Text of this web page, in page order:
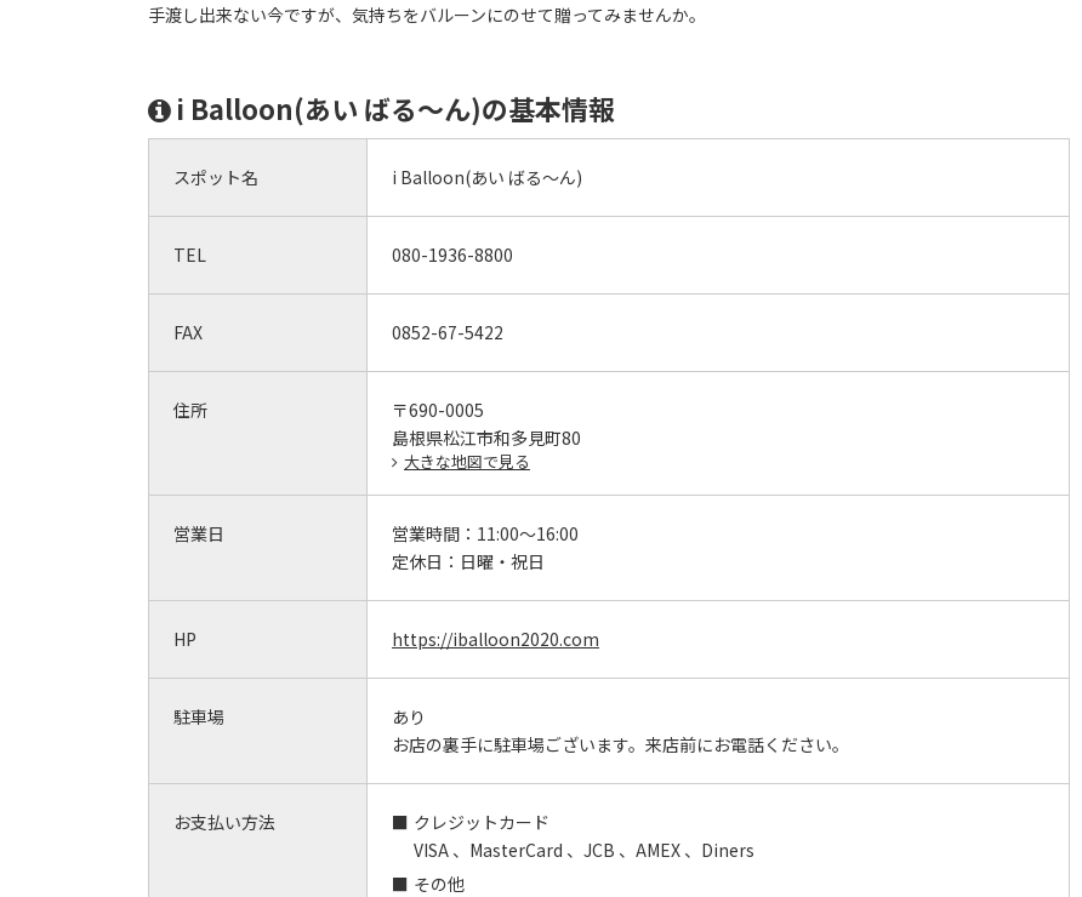
手渡し出来ない今ですが、気持ちをバルーンにのせて贈ってみませんか。
i Balloon(あい ばる～ん)の基本情報
スポット名 i Balloon(あい ばる～ん)
TEL 080-1936-8800
FAX 0852-67-5422
住所
〒690-0005
島根県松江市和多見町80
大きな地図で見る
営業日 営業時間： 11:00～16:00
定休日： 日曜・祝日
HP https://iballoon2020.com
駐車場
あり
お店の裏手に駐車場ございます。来店前にお電話ください。
お支払い方法
クレジットカード
VISA 、MasterCard 、JCB 、AMEX 、Diners
その他